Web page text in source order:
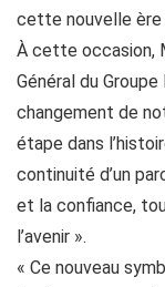
cette nouvelle
À cette occasion,
Général du
changement de
étape dans
continuité d’un
et la confiance,
l’avenir ».
« Ce nouveau